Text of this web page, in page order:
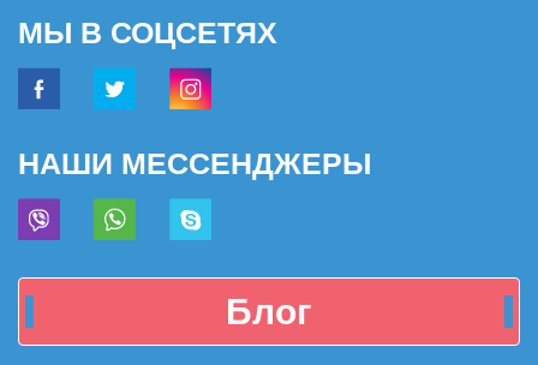
МЫ В СОЦСЕТЯХ
НАШИ МЕССЕНДЖЕРЫ
Блог